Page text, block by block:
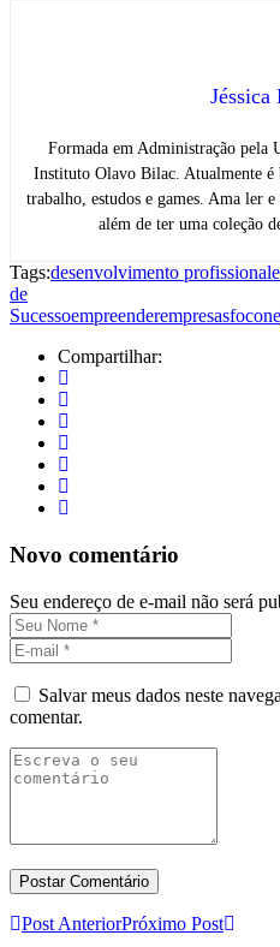
Jéssica
Formada em Administração pela
Instituto Olavo Bilac. Atualmente é
trabalho, estudos e games. Ama ler
além de ter uma coleção
Tags:desenvolvimento profissional
de
Sucessoempreenderempresasfoco
Compartilhar:
Novo comentário
Seu endereço de e-mail não será
Salvar meus dados neste
comentar.
Post AnteriorPróximo Post